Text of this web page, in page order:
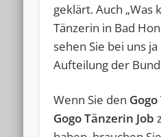
geklärt. Auch „Was
Tänzerin in Bad
sehen Sie bei uns
Aufteilung der
Wenn Sie den
Gogo Tänzerin Job